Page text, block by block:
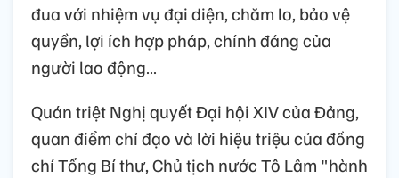
đua với nhiệm vụ đại diện, chăm lo, bảo vệ
quyền, lợi ích hợp pháp, chính đáng của
người lao động…
Quán triệt Nghị quyết Đại hội XIV của Đảng,
quan điểm chỉ đạo và lời hiệu triệu của đồng
chí Tổng Bí thư, Chủ tịch nước Tô Lâm "hành